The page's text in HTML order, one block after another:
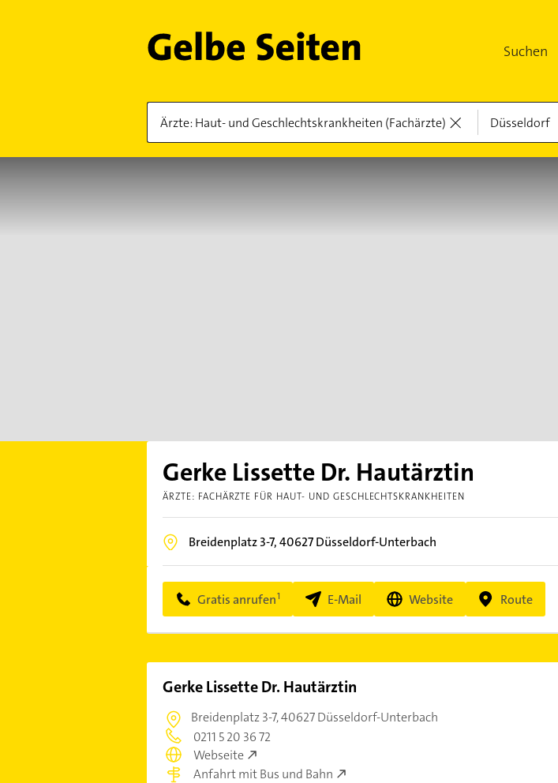
Suchen
Gerke Lissette Dr. Hautärztin
ÄRZTE: FACHÄRZTE FÜR HAUT- UND GESCHLECHTSKRANKHEITEN
Breidenplatz 3-7,40627Düsseldorf-Unterbach
Gratis anrufen E-Mail Website Route
Gerke Lissette Dr. Hautärztin
Breidenplatz 3-7,40627 Düsseldorf-Unterbach
0211 5 20 36 72
Webseite
Anfahrt mit Bus und Bahn